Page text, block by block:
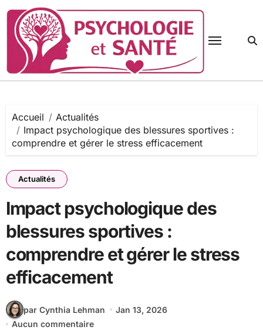
contenu
Accueil
Actualités
Impact psychologique des blessures sportives :
comprendre et gérer le stress efficacement
Actualités
Impact psychologique des
blessures sportives :
comprendre et gérer le stress
efficacement
par Cynthia Lehman
Jan 13, 2026
Aucun commentaire